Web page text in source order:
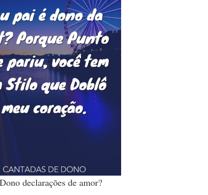
declarações de amor?